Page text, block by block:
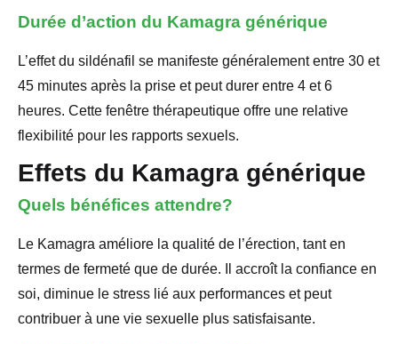
Durée d’action du Kamagra générique
L’effet du sildénafil se manifeste généralement entre 30 et
45 minutes après la prise et peut durer entre 4 et 6
heures. Cette fenêtre thérapeutique offre une relative
flexibilité pour les rapports sexuels.
Effets du Kamagra générique
Quels bénéfices attendre?
Le Kamagra améliore la qualité de l’érection, tant en
termes de fermeté que de durée. Il accroît la confiance en
soi, diminue le stress lié aux performances et peut
contribuer à une vie sexuelle plus satisfaisante.